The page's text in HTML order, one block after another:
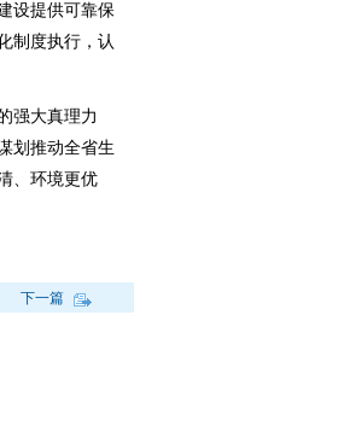
设提供可靠保
制度执行，认
强大真理力
划推动全省生
、环境更优
下一篇